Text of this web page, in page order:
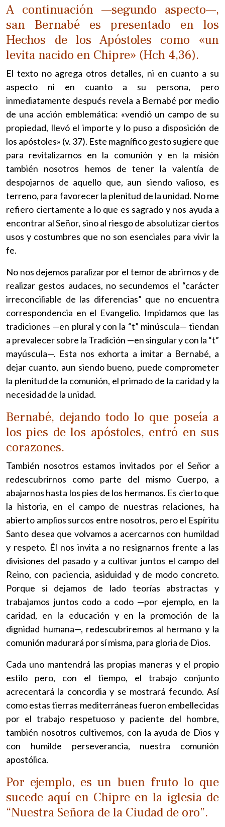
A continuación —segundo aspecto—,
san Bernabé es presentado en los
Hechos de los Apóstoles como «un
levita nacido en Chipre» (Hch 4,36).
El texto no agrega otros detalles, ni en cuanto a su
aspecto ni en cuanto a su persona, pero
inmediatamente después revela a Bernabé por medio
de una acción emblemática: «vendió un campo de su
propiedad, llevó el importe y lo puso a disposición de
los apóstoles» (v. 37). Este magnífico gesto sugiere que
para revitalizarnos en la comunión y en la misión
también nosotros hemos de tener la valentía de
despojarnos de aquello que, aun siendo valioso, es
terreno, para favorecer la plenitud de la unidad. No me
refiero ciertamente a lo que es sagrado y nos ayuda a
encontrar al Señor, sino al riesgo de absolutizar ciertos
usos y costumbres que no son esenciales para vivir la
fe.
No nos dejemos paralizar por el temor de abrirnos y de
realizar gestos audaces, no secundemos el “carácter
irreconciliable de las diferencias” que no encuentra
correspondencia en el Evangelio. Impidamos que las
tradiciones —en plural y con la “t” minúscula— tiendan
a prevalecer sobre la Tradición —en singular y con la “t”
mayúscula—. Esta nos exhorta a imitar a Bernabé, a
dejar cuanto, aun siendo bueno, puede comprometer
la plenitud de la comunión, el primado de la caridad y la
necesidad de la unidad.
Bernabé, dejando todo lo que poseía a
los pies de los apóstoles, entró en sus
corazones.
También nosotros estamos invitados por el Señor a
redescubrirnos como parte del mismo Cuerpo, a
abajarnos hasta los pies de los hermanos. Es cierto que
la historia, en el campo de nuestras relaciones, ha
abierto amplios surcos entre nosotros, pero el Espíritu
Santo desea que volvamos a acercarnos con humildad
y respeto. Él nos invita a no resignarnos frente a las
divisiones del pasado y a cultivar juntos el campo del
Reino, con paciencia, asiduidad y de modo concreto.
Porque si dejamos de lado teorías abstractas y
trabajamos juntos codo a codo —por ejemplo, en la
caridad, en la educación y en la promoción de la
dignidad humana—, redescubriremos al hermano y la
comunión madurará por sí misma, para gloria de Dios.
Cada uno mantendrá las propias maneras y el propio
estilo pero, con el tiempo, el trabajo conjunto
acrecentará la concordia y se mostrará fecundo. Así
como estas tierras mediterráneas fueron embellecidas
por el trabajo respetuoso y paciente del hombre,
también nosotros cultivemos, con la ayuda de Dios y
con humilde perseverancia, nuestra comunión
apostólica.
Por ejemplo, es un buen fruto lo que
sucede aquí en Chipre en la iglesia de
“Nuestra Señora de la Ciudad de oro”.